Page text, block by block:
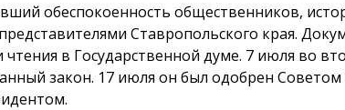
обеспокоенность общественников,
Ставропольского края.
чтения в Государственной думе. 7 июля во
закон. 17 июля он был одобрен